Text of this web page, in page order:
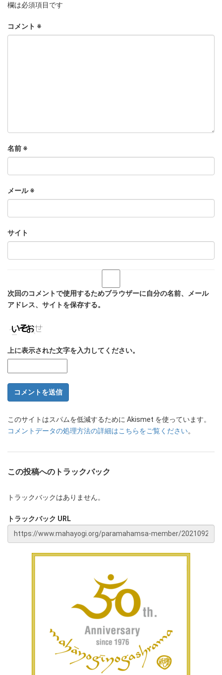
欄は必須項目です
コメント ※
名前 ※
メール※
サイト
次回のコメントで使用するためブラウザーに自分の名前、メール
アドレス、サイトを保存する。
上に表示された文字を入力してください。
このサイトはスパムを低減するために Akismet を使っています。
コメントデータの処理方法の詳細はこちらをご覧ください。
この投稿へのトラックバック
トラックバックはありません。
トラックバック URL